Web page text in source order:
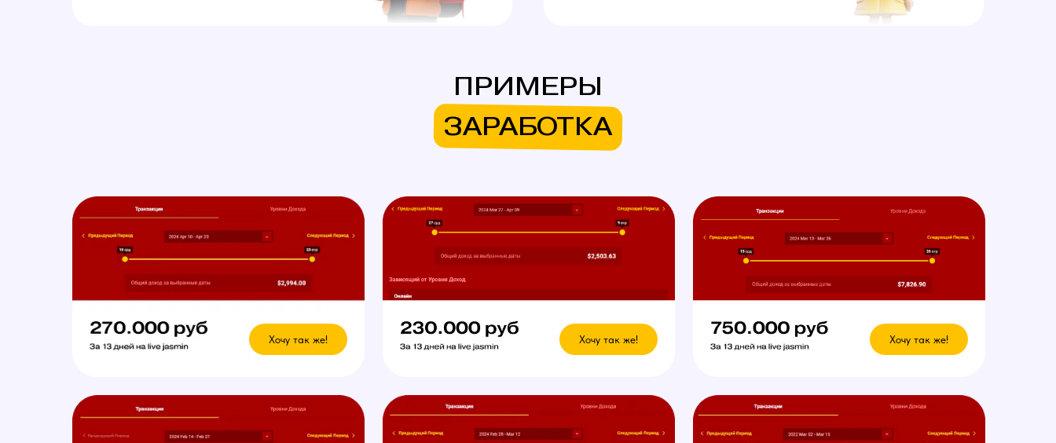
ПРИМЕРЫ
ЗАРАБОТКА
Хочу так же! Хочу так же! Хочу так же!